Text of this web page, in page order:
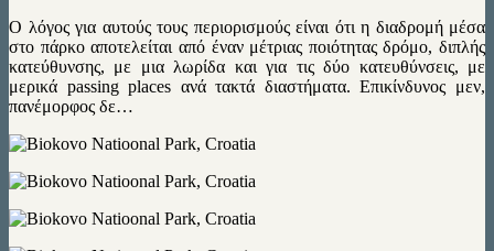
Ο λόγος για αυτούς τους περιορισμούς είναι ότι η διαδρομή μέσα
στο πάρκο αποτελείται από έναν μέτριας ποιότητας δρόμο, διπλής
κατεύθυνσης, με μια λωρίδα και για τις δύο κατευθύνσεις, με
μερικά passing places ανά τακτά διαστήματα. Επικίνδυνος μεν,
πανέμορφος δε…